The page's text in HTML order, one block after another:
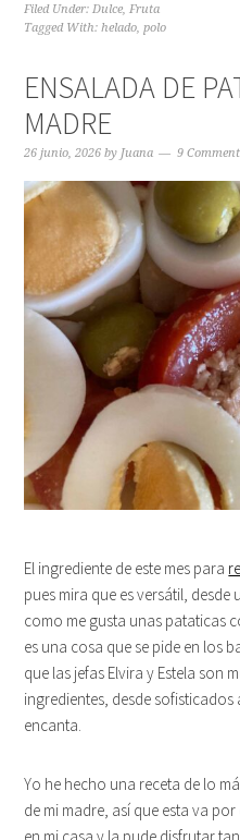
Filed Under:Dulce,Fruta
Tagged With:helado,polo
ENSALADA DE
MADRE
26 junio, 2026 by Juana 9
El ingrediente de este mes para
pues mira que es versátil,
como me gusta unas pataticas
es una cosa que se pide en los
que las jefas Elvira y Estela son
ingredientes, desde
encanta.
Yo he hecho una receta de lo
de mi madre, así que esta va